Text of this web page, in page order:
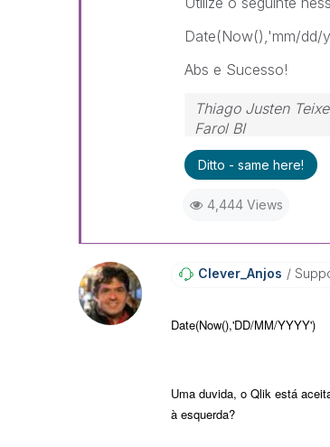
Date(Now(),'mm/dd/
Abs e Sucesso!
Thiago Justen
Farol BI
WhatsApp: 24
Skype: justen.thiago
Ditto - same here!
4,444 Views
Clever_Anjos
Date(Now(),'DD/MM/YYYY')
Uma duvida, o Qlik está
à esquerda?